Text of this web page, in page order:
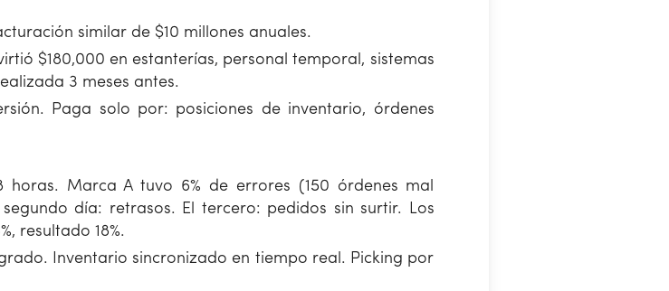
similar de $10 millones anuales.
$180,000 en estanterías, personal temporal, sistemas
3 meses antes.
Paga solo por: posiciones de inventario, órdenes
Marca A tuvo 6% de errores (150 órdenes mal
día: retrasos. El tercero: pedidos sin surtir. Los
resultado 18%.
Inventario sincronizado en tiempo real. Picking por